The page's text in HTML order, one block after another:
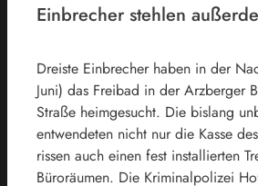
Einbrecher stehlen
Dreiste Einbrecher haben in der
Juni) das Freibad in der Arzberger
Straße heimgesucht. Die bislang
entwendeten nicht nur die Kasse
rissen auch einen fest installierten
Büroräumen. Die Kriminalpolizei